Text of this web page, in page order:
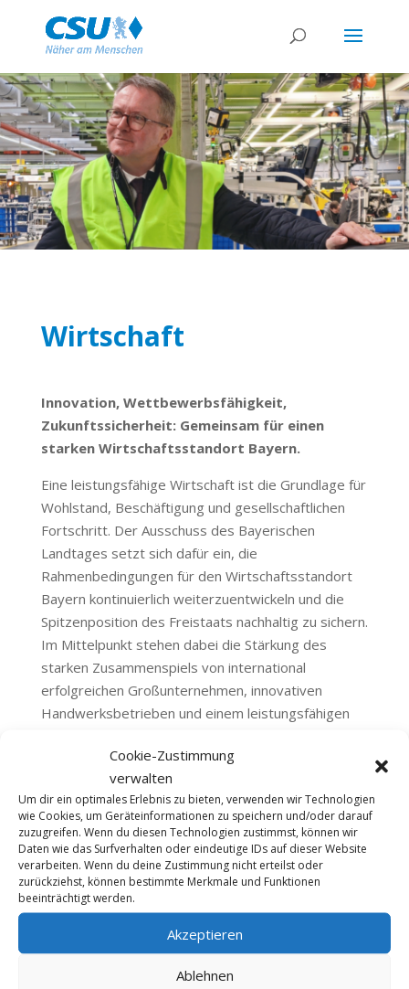
Cookie-Zustimmung
verwalten
Um dir ein optimales Erlebnis zu bieten, verwenden wir Technologien
wie Cookies, um Geräteinformationen zu speichern und/oder darauf
zuzugreifen. Wenn du diesen Technologien zustimmst, können wir
Daten wie das Surfverhalten oder eindeutige IDs auf dieser Website
verarbeiten. Wenn du deine Zustimmung nicht erteilst oder
zurückziehst, können bestimmte Merkmale und Funktionen
beeinträchtigt werden.
Akzeptieren
Ablehnen
Wirtschaft
Innovation, Wettbewerbsfähigkeit,
Zukunftssicherheit: Gemeinsam für einen
starken Wirtschaftsstandort Bayern.
Eine leistungsfähige Wirtschaft ist die Grundlage für
Wohlstand, Beschäftigung und gesellschaftlichen
Fortschritt. Der Ausschuss des Bayerischen
Landtages setzt sich dafür ein, die
Rahmenbedingungen für den Wirtschaftsstandort
Bayern kontinuierlich weiterzuentwickeln und die
Spitzenposition des Freistaats nachhaltig zu sichern.
Im Mittelpunkt stehen dabei die Stärkung des
starken Zusammenspiels von international
erfolgreichen Großunternehmen, innovativen
Handwerksbetrieben und einem leistungsfähigen
sozial verantwortliche Wirtschaftsweise gefördert,
die wirtschaftlichen Erfolg mit ökologischer
Verantwortung verbindet.
Der Ausschuss betont die Bedeutung einer
zukunftsorientierten Wirtschafts- und
Strukturpolitik, die Unternehmen verlässliche
Rahmenbedingungen bietet und Innovationen
gezielt unterstützt. Dazu gehören die Förderung
von Industrie, Handwerk und Mittelstand, eine
starke Regionalförderung sowie attraktive